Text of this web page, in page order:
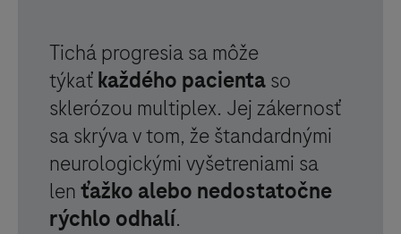
Tichá progresia sa môže
týkaťkaždého pacientaso
sklerózou multiplex. Jej zákernosť
sa skrýva v tom, že štandardnými
neurologickými vyšetreniami sa
lenťažko alebo nedostatočne
rýchlo odhalí.